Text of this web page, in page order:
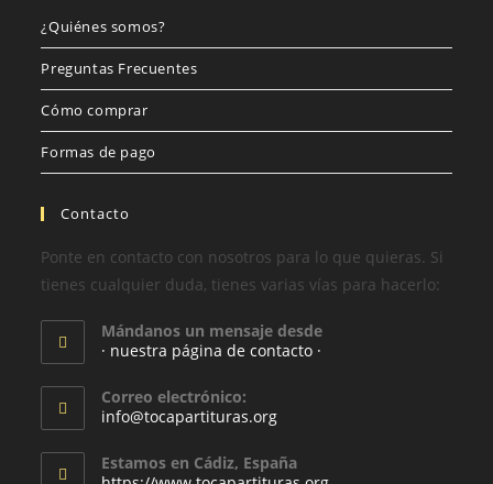
¿Quiénes somos?
Preguntas Frecuentes
Cómo comprar
Formas de pago
Contacto
Ponte en contacto con nosotros para lo que quieras. Si
tienes cualquier duda, tienes varias vías para hacerlo:
Mándanos un mensaje desde
· nuestra página de contacto ·
Correo electrónico:
info@tocapartituras.org
Estamos en Cádiz, España